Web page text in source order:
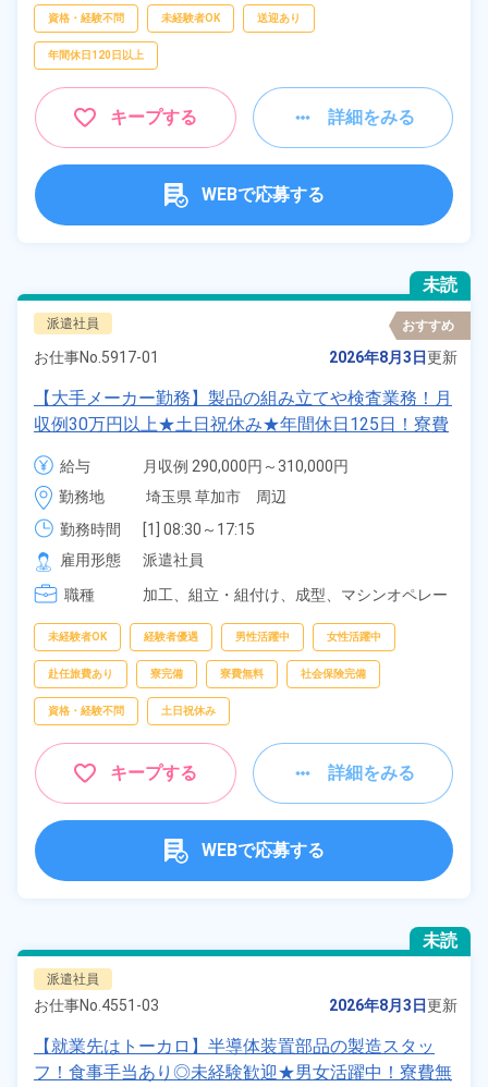
資格・経験不問 未経験者OK 送迎あり
年間休日120日以上
キープする 詳細をみる
WEBで応募する
未読
派遣社員 おすすめ
お仕事No. 5917-01 2026年8月3日更新
【大手メーカー勤務】製品の組み立てや検査業務！月
収例30万円以上★土日祝休み★年間休日125日！寮費
無料★備品付きワンルーム寮完備★赴任旅費会社負担
◎自社正社員登用制度あり★就業先食堂利用可◎《埼
玉県草加市》
給与
月収例 290,000円～310,000円
時給 1,550円～1,550円
勤務地
埼玉県 草加市　周辺
勤務時間
[1] 08:30～17:15
[2] 17:15～02:00
[3] 06:00～14:45
[4] 14:45～23:30
雇用形態
派遣社員
職種
加工、 組立・組付け、 成型、 マシンオペレー
未経験者OK 経験者優遇 男性活躍中 女性活躍中
赴任旅費あり 寮完備 寮費無料 社会保険完備
資格・経験不問 土日祝休み
キープする 詳細をみる
WEBで応募する
未読
派遣社員
お仕事No. 4551-03 2026年8月3日更新
【就業先はトーカロ】半導体装置部品の製造スタッ
フ！食事手当あり◎未経験歓迎★男女活躍中！寮費無